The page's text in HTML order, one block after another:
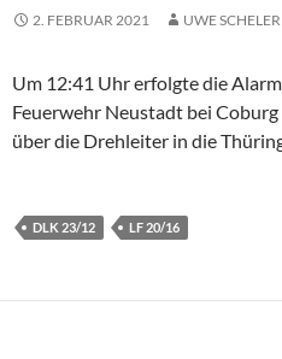
2. FEBRUAR 2021 UWE SCHELER
Um 12:41 Uhr erfolgte die
Feuerwehr Neustadt bei
über die Drehleiter in die
DLK 23/12 LF 20/16